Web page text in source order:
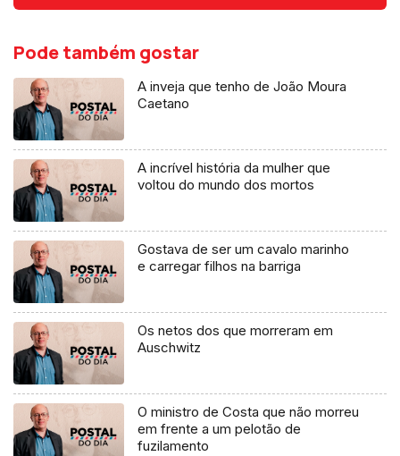
Pode também gostar
A inveja que tenho de João Moura
Caetano
A incrível história da mulher que
voltou do mundo dos mortos
Gostava de ser um cavalo marinho
e carregar filhos na barriga
Os netos dos que morreram em
Auschwitz
O ministro de Costa que não morreu
em frente a um pelotão de
fuzilamento